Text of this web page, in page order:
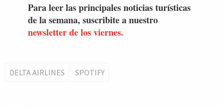
Para leer las principales noticias turísticas
de la semana, suscribite a nuestro
newsletter de los viernes.
DELTA AIRLINES SPOTIFY